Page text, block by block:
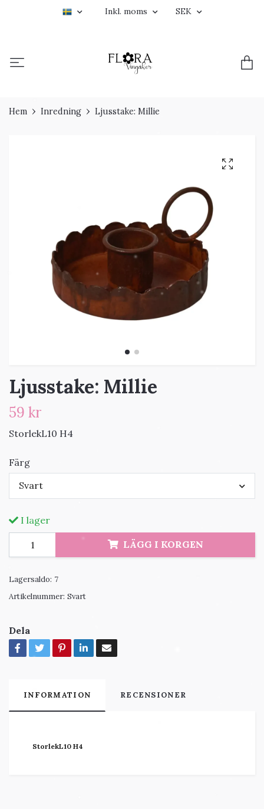
Inkl. moms SEK
Hem Inredning Ljusstake: Millie
Ljusstake: Millie
59 kr
StorlekL10 H4
Färg
Svart
I lager
LÄGG I KORGEN
Lagersaldo: 7
Artikelnummer: Svart
Dela
INFORMATION RECENSIONER
StorlekL10 H4